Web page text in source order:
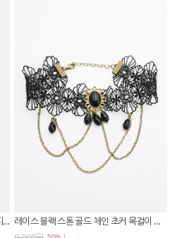
써지컬스틸 오픈 라인 하트 드롭 데일리 피어싱 P-0820 레이스 블랙 스톤 골드 체인 초커 목걸이 고딕 팔뚝 암밴드 겸용 N-0434